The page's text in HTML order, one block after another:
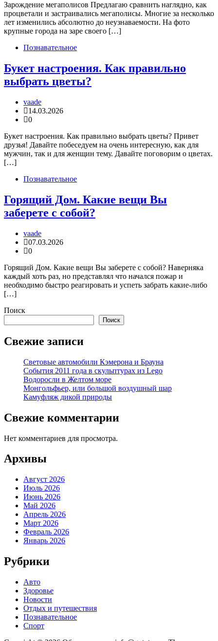
Зарождение мегаполисов Предлагаю сравнить наглядно, как
процветали и застраивались мегаполисы. Многие за несколько
лет изменились абсолютно до неузнаваемости. На фото
крупные города на заре своего […]
Познавательное
Букет настроения. Как правильно
выбрать цветы?
vaade
14.03.2026
0
Букет настроения. Как правильно выбрать цветы? Привет
друзья! Давайте побеседуем на очень интересную, как для
мужчин, так и для женщин тему. Давайте поговорим о цветах.
[…]
Познавательное
Горящий Дом. Какие вещи Вы
заберете с собой?
vaade
07.03.2026
0
Горящий Дом. Какие вещи Вы заберете с собой? Наверняка
каждый хоть раз, но представлял что начался пожар и
необходимо быстро реагировать и успеть забрать какие-либо
[…]
Поиск
Поиск
Свежие записи
Световые автомобили Кэмерона и Брауна
События 2011 года в скульптурах из Lego
Водоросли в Желтом море
Монгольфьер, или большой воздушный шар
Камуфляж дикой природы
Свежие комментарии
Нет комментариев для просмотра.
Архивы
Август 2026
Июль 2026
Июнь 2026
Май 2026
Апрель 2026
Март 2026
Февраль 2026
Январь 2026
Рубрики
Авто
Здоровье
Новости
Отдых и путешествия
Познавательное
Спорт